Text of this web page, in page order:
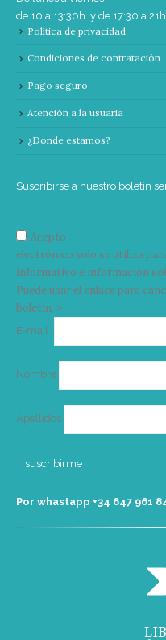
de 10 a 13:30h. y de 17:30 a 21h.
Política de privacidad
Condiciones de contratación
Pago seguro
Atención a la usuaria
¿Donde estamos?
Suscribirse a nuestro boletín
Acepto
electrónico solo se utiliza
informativo e información
Puede usar el enlace para
boletín. >
E-mail*
Nombre
Apellidos
Por whastapp +34 ‭647 961